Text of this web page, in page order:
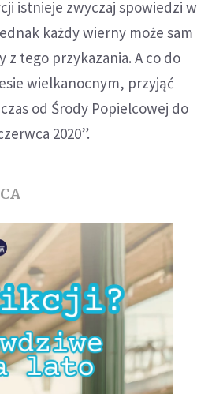
istnieje zwyczaj spowiedzi w
każdy wierny może sam
tego przykazania. A co do
wielkanocnym, przyjąć
od Środy Popielcowej do
2020”.